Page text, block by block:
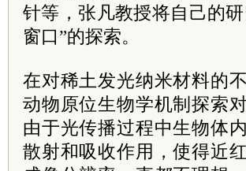
针等，张凡教授将自己的
窗口”的探索。
在对稀土发光纳米材料的
动物原位生物学机制探索
由于光传播过程中生物体
散射和吸收作用，使得近